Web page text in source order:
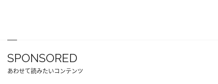
SPONSORED
あわせて読みたいコンテンツ